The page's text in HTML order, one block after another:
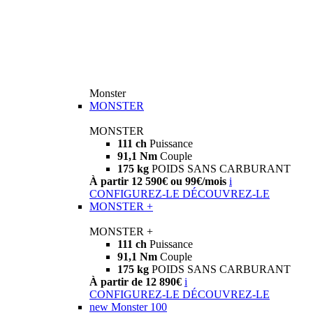
Monster
MONSTER
MONSTER
111 ch Puissance
91,1 Nm Couple
175 kg POIDS SANS CARBURANT
À partir 12 590€ ou 99€/mois i
CONFIGUREZ-LE DÉCOUVREZ-LE
MONSTER +
MONSTER +
111 ch Puissance
91,1 Nm Couple
175 kg POIDS SANS CARBURANT
À partir de 12 890€ i
CONFIGUREZ-LE DÉCOUVREZ-LE
new Monster 100